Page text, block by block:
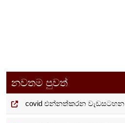
නවතම පුවත්
covid එන්නත්කරන වැඩසටහන